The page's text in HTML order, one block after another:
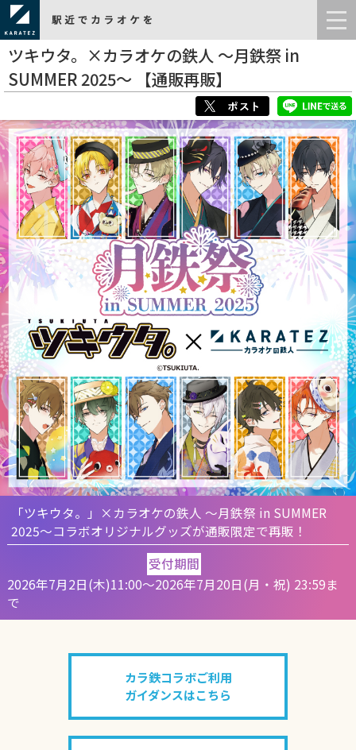
ツキウタ。×カラオケの鉄人 ～月鉄祭 in
SUMMER 2025～ 【通販再販】
「ツキウタ。」×カラオケの鉄人 ～月鉄祭 in SUMMER
2025～コラボオリジナルグッズが通販限定で再販！
受付期間
2026年7月2日(木)11:00～2026年7月20日(月・祝) 23:59ま
で
カラ鉄コラボご利用
ガイダンスはこちら